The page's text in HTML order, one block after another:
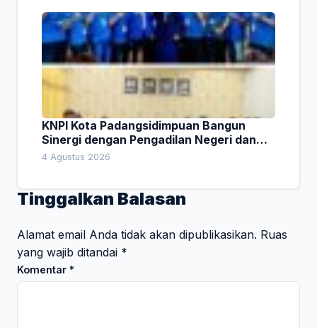
KNPI Kota Padangsidimpuan Bangun
Sinergi dengan Pengadilan Negeri dan
DPRD
4 Agustus 2026
Tinggalkan Balasan
Alamat email Anda tidak akan dipublikasikan. Ruas
yang wajib ditandai *
Komentar *